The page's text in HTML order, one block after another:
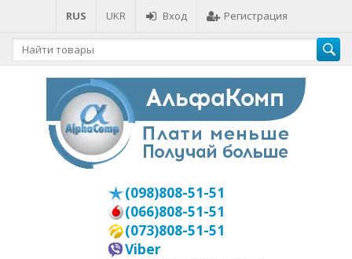
RUS UKR Вход Регистрация
(098)808-51-51
(066)808-51-51
(073)808-51-51
Viber